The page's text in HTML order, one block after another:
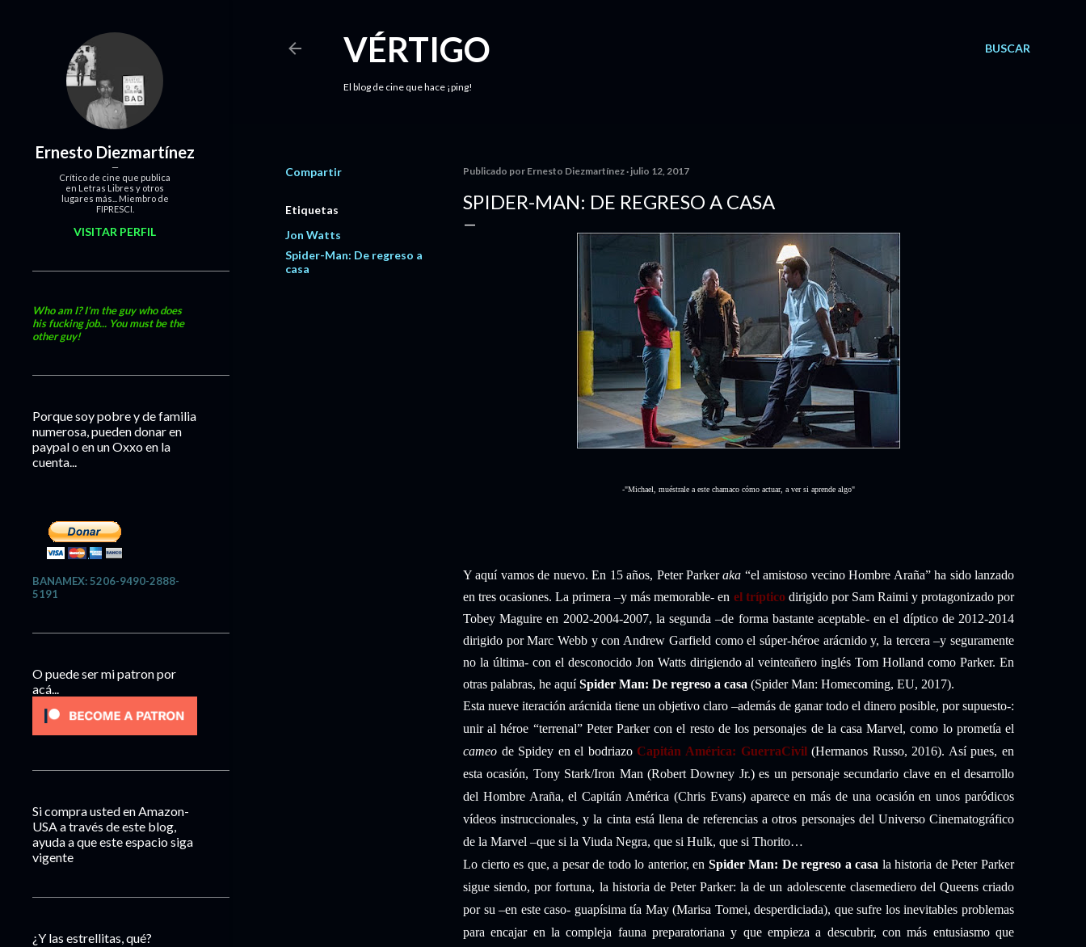
BUSCAR
VÉRTIGO
El blog de cine que hace ¡ping!
Compartir
Etiquetas
Jon Watts
Spider-Man: De regreso a
casa
Publicado por Ernesto Diezmartínez julio 12, 2017
SPIDER-MAN: DE REGRESO A CASA
-"Michael, muéstrale a este chamaco cómo actuar, a ver si aprende algo"
Y aquí vamos de nuevo. En 15 años, Peter Parkeraka “el amistoso vecino Hombre Araña” ha sido lanzado
en tres ocasiones. La primera –y más memorable- en el trípticodirigido por Sam Raimi y protagonizado por
Tobey Maguire en 2002-2004-2007, la segunda –de forma bastante aceptable- en el díptico de 2012-2014
dirigido por Marc Webb y con Andrew Garfield como el súper-héroe arácnido y, la tercera –y seguramente
no la última- con el desconocido Jon Watts dirigiendo al veinteañero inglés Tom Holland como Parker. En
otras palabras, he aquíSpider Man: De regreso a casa (Spider Man: Homecoming, EU, 2017).
Esta nueve iteración arácnida tiene un objetivo claro –además de ganar todo el dinero posible, por supuesto-:
unir al héroe “terrenal” Peter Parker con el resto de los personajes de la casa Marvel, como lo prometía el
cameo de Spidey en el bodriazo Capitán América: GuerraCivil(Hermanos Russo, 2016). Así pues, en
esta ocasión, Tony Stark/Iron Man (Robert Downey Jr.) es un personaje secundario clave en el desarrollo
del Hombre Araña, el Capitán América (Chris Evans) aparece en más de una ocasión en unos paródicos
vídeos instruccionales, y la cinta está llena de referencias a otros personajes del Universo Cinematográfico
de la Marvel –que si la Viuda Negra, que si Hulk, que si Thorito…
Lo cierto es que, a pesar de todo lo anterior, en Spider Man: De regreso a casa la historia de Peter Parker
sigue siendo, por fortuna, la historia de Peter Parker: la de un adolescente clasemediero del Queens criado
por su –en este caso- guapísima tía May (Marisa Tomei, desperdiciada), que sufre los inevitables problemas
para encajar en la compleja fauna preparatoriana y que empieza a descubrir, con más entusiasmo que
Ernesto Diezmartínez
Crítico de cine que publica
en Letras Libres y otros
lugares más... Miembro de
FIPRESCI.
VISITAR PERFIL
Who am I? I'm the guy who does
his fucking job... You must be the
other guy!
Porque soy pobre y de familia
numerosa, pueden donar en
paypal o en un Oxxo en la
cuenta...
BANAMEX: 5206-9490-2888-
5191
O puede ser mi patron por
acá...
Si compra usted en Amazon-
USA a través de este blog,
ayuda a que este espacio siga
vigente
¿Y las estrellitas, qué?